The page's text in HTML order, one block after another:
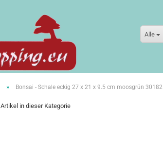
Alle
» Bonsai - Schale eckig 27 x 21 x 9.5 cm moosgrün 30182
Artikel in dieser Kategorie